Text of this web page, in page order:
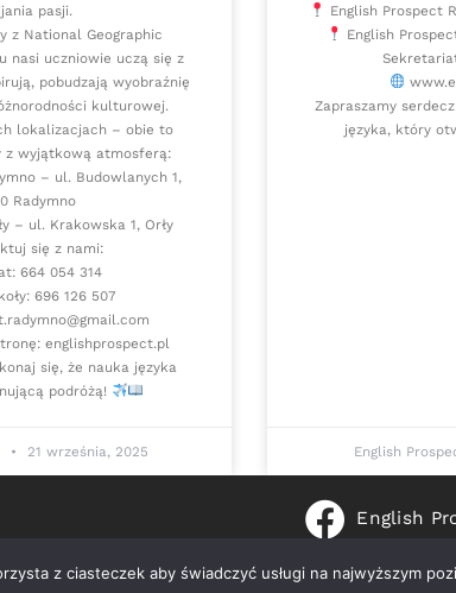
pasji.
z National Geographic
nasi uczniowie uczą się z
pobudzają wyobraźnię
kulturowej.
lokalizacjach – obie to
z wyjątkową atmosferą:
– ul. Budowlanych 1,
Radymno
– ul. Krakowska 1, Orły
się z nami:
664 054 314
696 126 507
englishprospect.pl
się, że nauka języka
podróżą!
21 września, 2025
English Prospect
English
Zapraszamy
języka, który
English
English
© Copyright 2026 English
z ciasteczek aby świadczyć usługi na najwyższym